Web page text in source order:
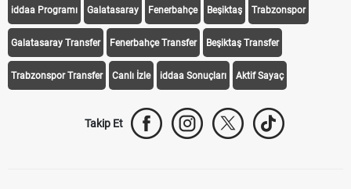
iddaa Programı Galatasaray Fenerbahçe Beşiktaş Trabzonspor
Galatasaray Transfer Fenerbahçe Transfer Beşiktaş Transfer
Trabzonspor Transfer Canlı İzle iddaa Sonuçları Aktif Sayaç
Takip Et